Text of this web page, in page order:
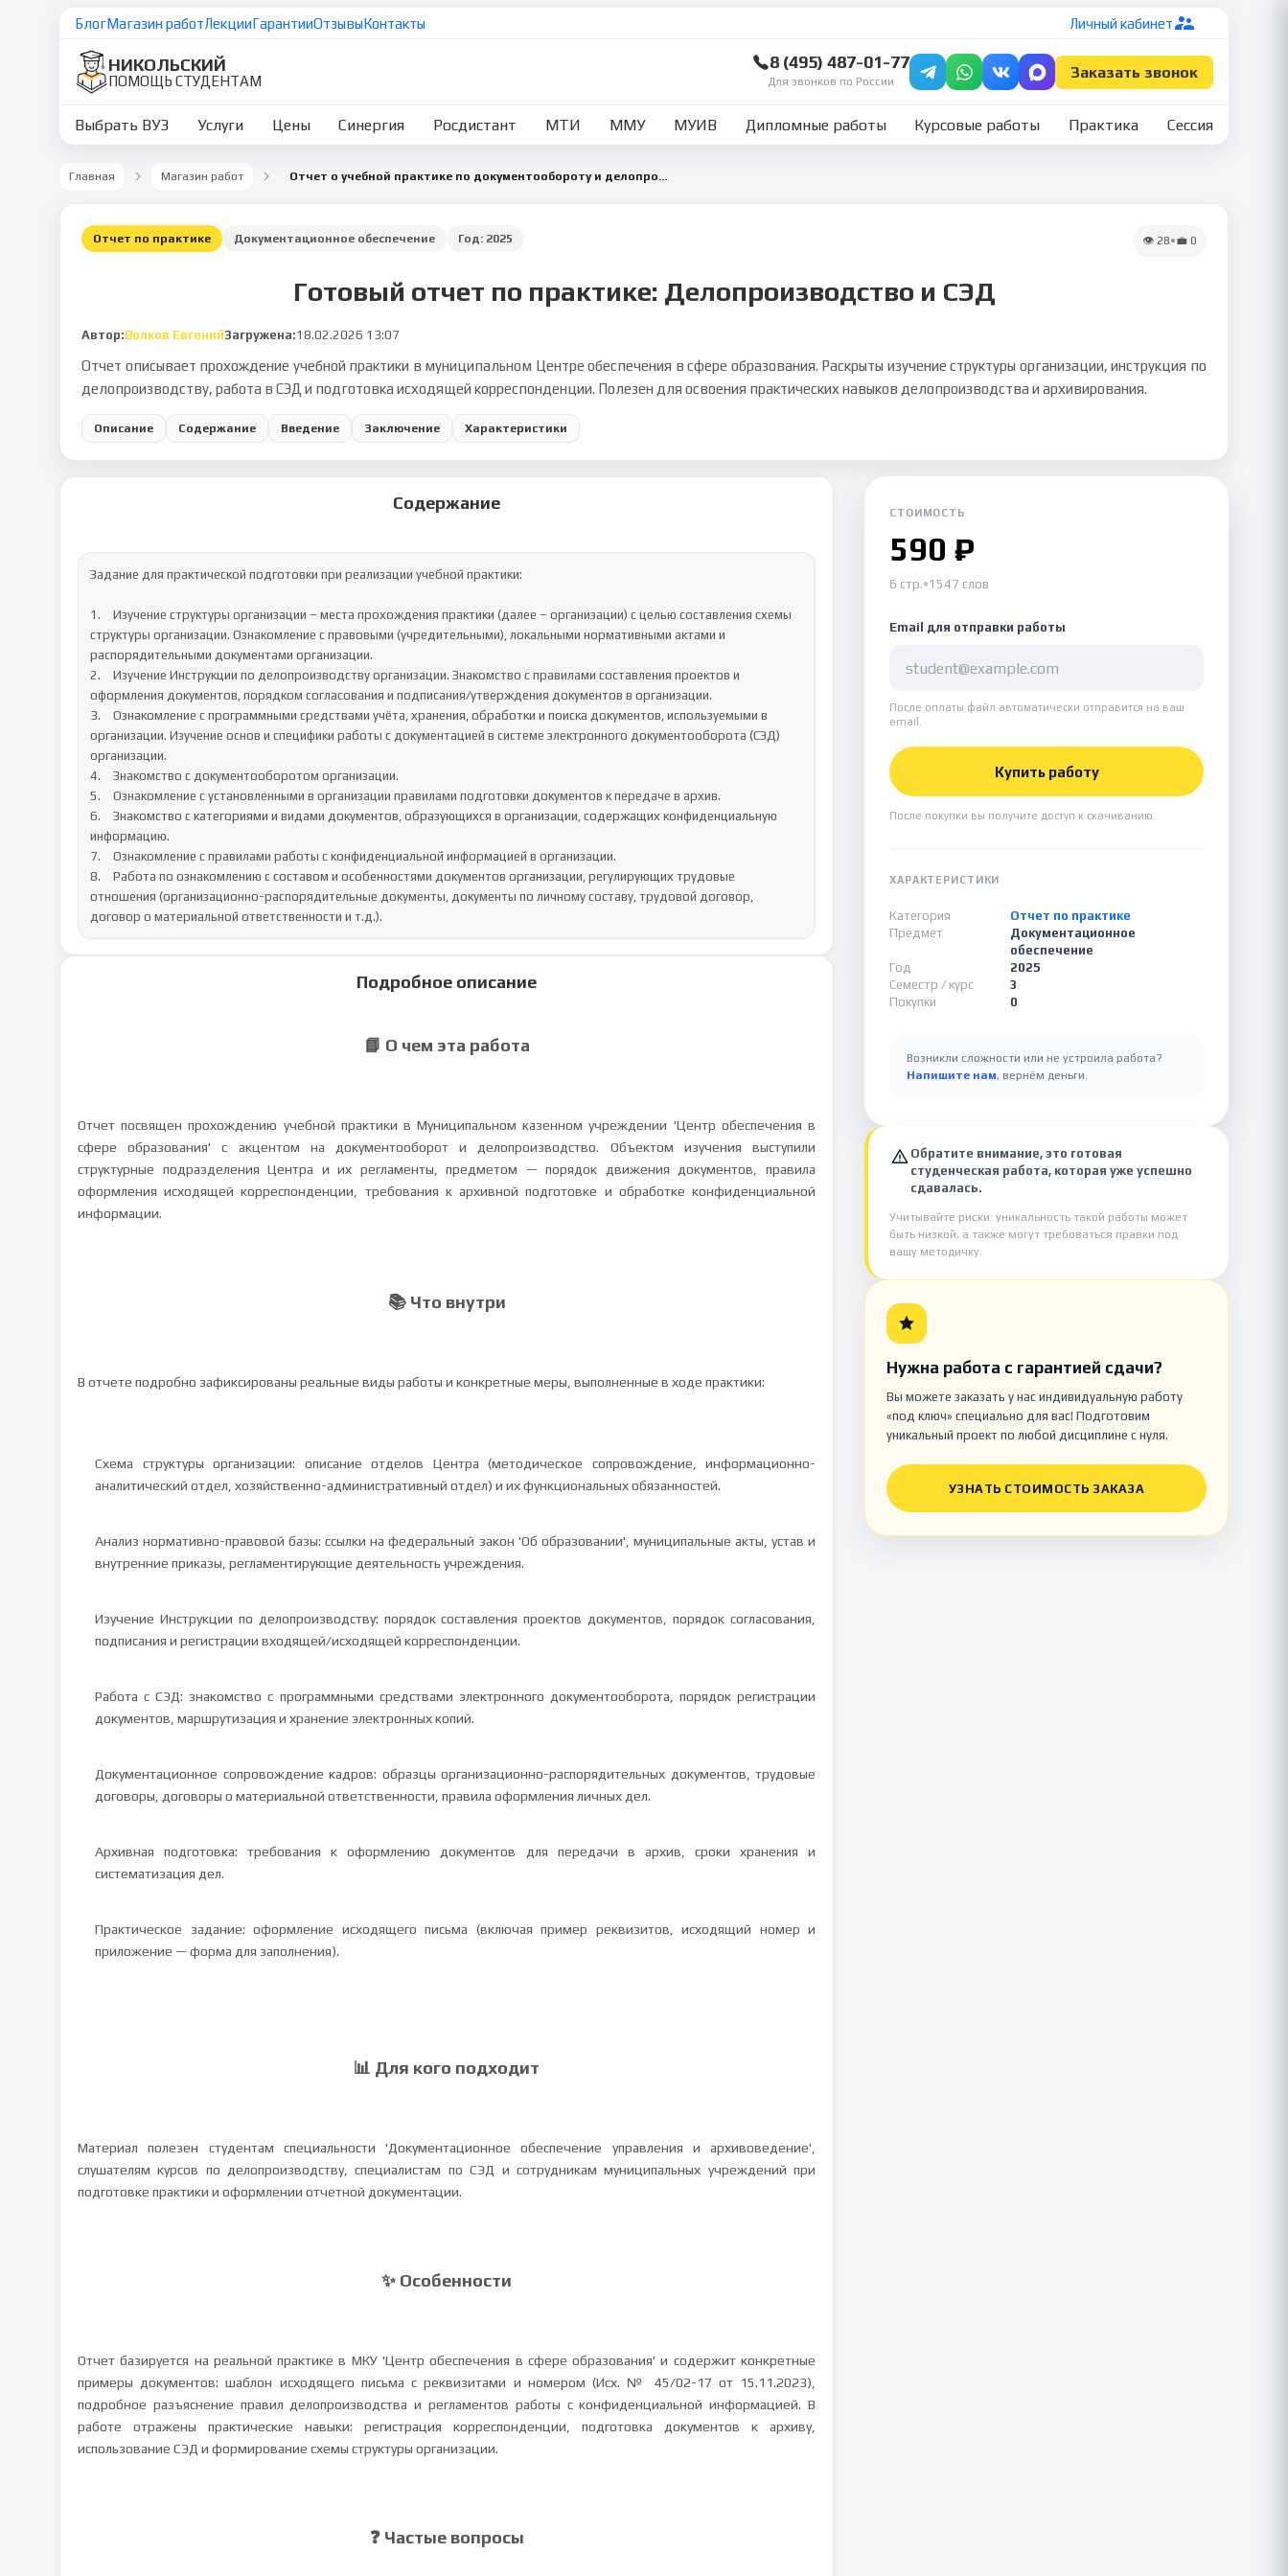
БлогМагазин работЛекцииГарантииОтзывыКонтакты Личный кабинет
НИКОЛЬСКИЙ
ПОМОЩЬ СТУДЕНТАМ
8 (495) 487-01-77
Для звонков по России
Заказать звонок
Выбрать ВУЗ Услуги Цены Синергия Росдистант МТИ ММУ МУИВ Дипломные работы Курсовые работы Практика Сессия
Главная Магазин работ Отчет о учебной практике по документообороту и делопроизводству
Отчет по практике Документационное обеспечение Год: 2025 👁 28•💼 0
Готовый отчет по практике: Делопроизводство и СЭД
Автор:Волков ЕвгенийЗагружена:18.02.2026 13:07
Отчет описывает прохождение учебной практики в муниципальном Центре обеспечения в сфере образования. Раскрыты изучение структуры организации, инструкция по
делопроизводству, работа в СЭД и подготовка исходящей корреспонденции. Полезен для освоения практических навыков делопроизводства и архивирования.
Описание Содержание Введение Заключение Характеристики
Содержание
Задание для практической подготовки при реализации учебной практики:
1.	Изучение структуры организации – места прохождения практики (далее – организации) с целью составления схемы
структуры организации. Ознакомление с правовыми (учредительными), локальными нормативными актами и
распорядительными документами организации.
2.	Изучение Инструкции по делопроизводству организации. Знакомство с правилами составления проектов и
оформления документов, порядком согласования и подписания/утверждения документов в организации.
3.	Ознакомление с программными средствами учёта, хранения, обработки и поиска документов, используемыми в
организации. Изучение основ и специфики работы с документацией в системе электронного документооборота (СЭД)
организации.
4.	Знакомство с документооборотом организации.
5.	Ознакомление с установленными в организации правилами подготовки документов к передаче в архив.
6.	Знакомство с категориями и видами документов, образующихся в организации, содержащих конфиденциальную
информацию.
7.	Ознакомление с правилами работы с конфиденциальной информацией в организации.
8.	Работа по ознакомлению с составом и особенностями документов организации, регулирующих трудовые
отношения (организационно-распорядительные документы, документы по личному составу, трудовой договор,
договор о материальной ответственности и т.д.).
Подробное описание
📘 О чем эта работа
Отчет посвящен прохождению учебной практики в Муниципальном казенном учреждении 'Центр обеспечения в
сфере образования' с акцентом на документооборот и делопроизводство. Объектом изучения выступили
структурные подразделения Центра и их регламенты, предметом — порядок движения документов, правила
оформления исходящей корреспонденции, требования к архивной подготовке и обработке конфиденциальной
информации.
📚 Что внутри
В отчете подробно зафиксированы реальные виды работы и конкретные меры, выполненные в ходе практики:
Схема структуры организации: описание отделов Центра (методическое сопровождение, информационно-
аналитический отдел, хозяйственно-административный отдел) и их функциональных обязанностей.
Анализ нормативно-правовой базы: ссылки на федеральный закон 'Об образовании', муниципальные акты, устав и
внутренние приказы, регламентирующие деятельность учреждения.
Изучение Инструкции по делопроизводству: порядок составления проектов документов, порядок согласования,
подписания и регистрации входящей/исходящей корреспонденции.
Работа с СЭД: знакомство с программными средствами электронного документооборота, порядок регистрации
документов, маршрутизация и хранение электронных копий.
Документационное сопровождение кадров: образцы организационно-распорядительных документов, трудовые
договоры, договоры о материальной ответственности, правила оформления личных дел.
Архивная подготовка: требования к оформлению документов для передачи в архив, сроки хранения и
систематизация дел.
Практическое задание: оформление исходящего письма (включая пример реквизитов, исходящий номер и
приложение — форма для заполнения).
📊 Для кого подходит
Материал полезен студентам специальности 'Документационное обеспечение управления и архивоведение',
слушателям курсов по делопроизводству, специалистам по СЭД и сотрудникам муниципальных учреждений при
подготовке практики и оформлении отчетной документации.
✨ Особенности
Отчет базируется на реальной практике в МКУ 'Центр обеспечения в сфере образования' и содержит конкретные
примеры документов: шаблон исходящего письма с реквизитами и номером (Исх. № 45/02-17 от 15.11.2023),
подробное разъяснение правил делопроизводства и регламентов работы с конфиденциальной информацией. В
работе отражены практические навыки: регистрация корреспонденции, подготовка документов к архиву,
использование СЭД и формирование схемы структуры организации.
❓ Частые вопросы
СТОИМОСТЬ
590 ₽
6 стр.•1547 слов
Email для отправки работы
После оплаты файл автоматически отправится на ваш
email.
Купить работу
После покупки вы получите доступ к скачиванию.
ХАРАКТЕРИСТИКИ
Категория
Отчет по практике
Предмет
Документационное
обеспечение
Год
2025
Семестр / курс
3
Покупки
0
Возникли сложности или не устроила работа?
Напишите нам, вернём деньги.
Обратите внимание, это готовая
студенческая работа, которая уже успешно
сдавалась.
Учитывайте риски: уникальность такой работы может
быть низкой, а также могут требоваться правки под
вашу методичку.
Нужна работа с гарантией сдачи?
Вы можете заказать у нас индивидуальную работу
«под ключ» специально для вас! Подготовим
уникальный проект по любой дисциплине с нуля.
УЗНАТЬ СТОИМОСТЬ ЗАКАЗА